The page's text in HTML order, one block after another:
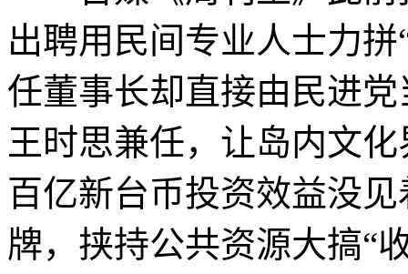
出聘用民间专业人士力
任董事长却直接由民进
王时思兼任，让岛内文
百亿新台币投资效益没
牌，挟持公共资源大搞“